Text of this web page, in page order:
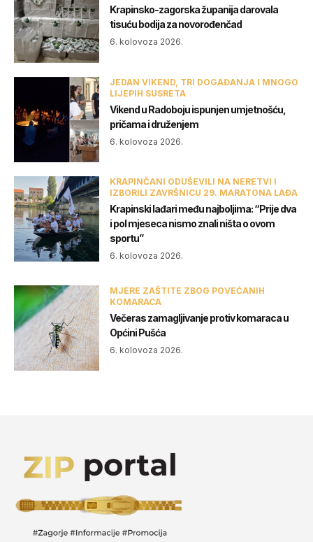
Krapinsko-zagorska županija darovala
tisuću bodija za novorođenčad
6. kolovoza 2026.
JEDAN VIKEND, TRI DOGAĐANJA I MNOGO
LIJEPIH SUSRETA
Vikend u Radoboju ispunjen umjetnošću,
pričama i druženjem
6. kolovoza 2026.
KRAPINČANI ODUŠEVILI NA NERETVI I
IZBORILI ZAVRŠNICU 29. MARATONA LAĐA
Krapinski lađari među najboljima: “Prije dva
i pol mjeseca nismo znali ništa o ovom
sportu”
6. kolovoza 2026.
MJERE ZAŠTITE ZBOG POVEĆANIH
KOMARACA
Večeras zamagljivanje protiv komaraca u
Općini Pušća
6. kolovoza 2026.